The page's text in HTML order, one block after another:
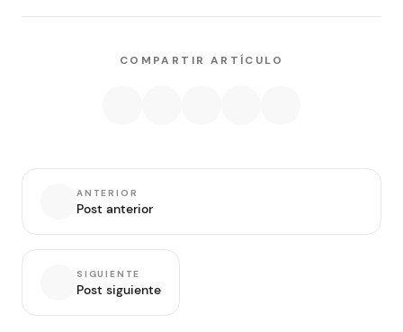
COMPARTIR ARTÍCULO
ANTERIOR
Post anterior
SIGUIENTE
Post siguiente